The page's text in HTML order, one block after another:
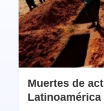
Muertes de
Latinoamérica